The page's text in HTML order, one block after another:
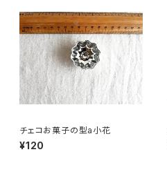
チェコお菓子の型a小花
¥120